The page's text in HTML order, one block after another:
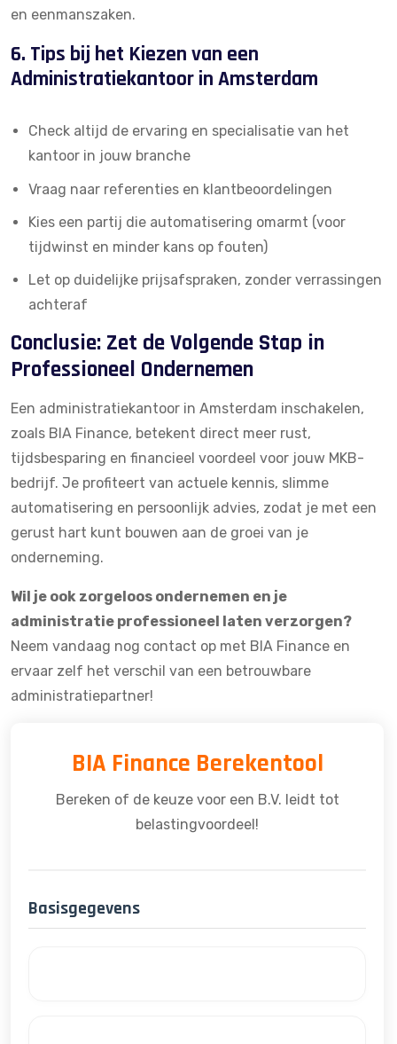
en eenmanszaken.
6. Tips bij het Kiezen van een
Administratiekantoor in Amsterdam
Check altijd de ervaring en specialisatie van het
kantoor in jouw branche
Vraag naar referenties en klantbeoordelingen
Kies een partij die automatisering omarmt (voor
tijdwinst en minder kans op fouten)
Let op duidelijke prijsafspraken, zonder verrassingen
achteraf
Conclusie: Zet de Volgende Stap in
Professioneel Ondernemen
Een administratiekantoor in Amsterdam inschakelen,
zoals BIA Finance, betekent direct meer rust,
tijdsbesparing en financieel voordeel voor jouw MKB-
bedrijf. Je profiteert van actuele kennis, slimme
automatisering en persoonlijk advies, zodat je met een
gerust hart kunt bouwen aan de groei van je
onderneming.
Wil je ook zorgeloos ondernemen en je
administratie professioneel laten verzorgen?
Neem vandaag nog contact op met BIA Finance en
ervaar zelf het verschil van een betrouwbare
administratiepartner!
BIA Finance Berekentool
Bereken of de keuze voor een B.V. leidt tot
belastingvoordeel!
Basisgegevens